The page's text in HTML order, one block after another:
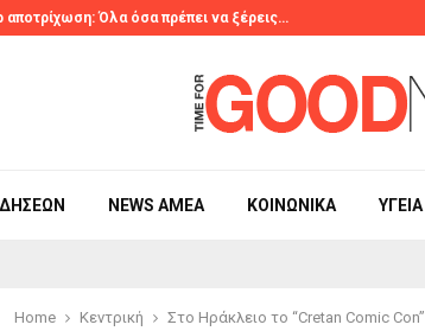
αποτρίχωση: Όλα όσα πρέπει να ξέρεις…
NEWS ΑΜΕΑ ΚΟΙΝΩΝΙΚΆ ΥΓΕΊΑ
Home Κεντρική Στο Ηράκλειο το “Cretan Comic Con”